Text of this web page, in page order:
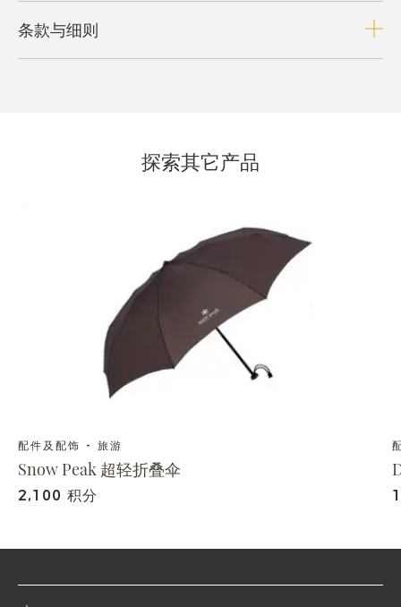
条款与细则
探索其它产品
配件及配饰 - 旅游
Snow Peak 超轻折叠伞
2,100 积分